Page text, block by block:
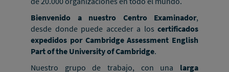
Bienvenido a nuestro Centro Examinador,
desde donde puede acceder a los certificados
expedidos por Cambridge Assessment English
Part of the University of Cambridge.
Nuestro grupo de trabajo, con una larga